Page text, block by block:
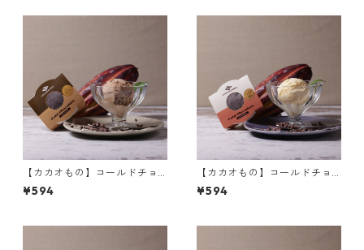
【カカオもの】コールドチョ
コレート ジャンドゥーヤ オリ
ジナルアイスクリーム まるで
¥594
【カカオもの】コールドチョ
コレート ベトナムホワイト4
0% オリジナルアイスクリーム
¥594